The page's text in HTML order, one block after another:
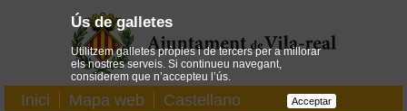
Inici Mapa web Castellano
Ús de galletes
Utilitzem galletes pròpies i de tercers per a millorar
els nostres serveis. Si continueu navegant,
considerem que n’accepteu l’ús.
Acceptar